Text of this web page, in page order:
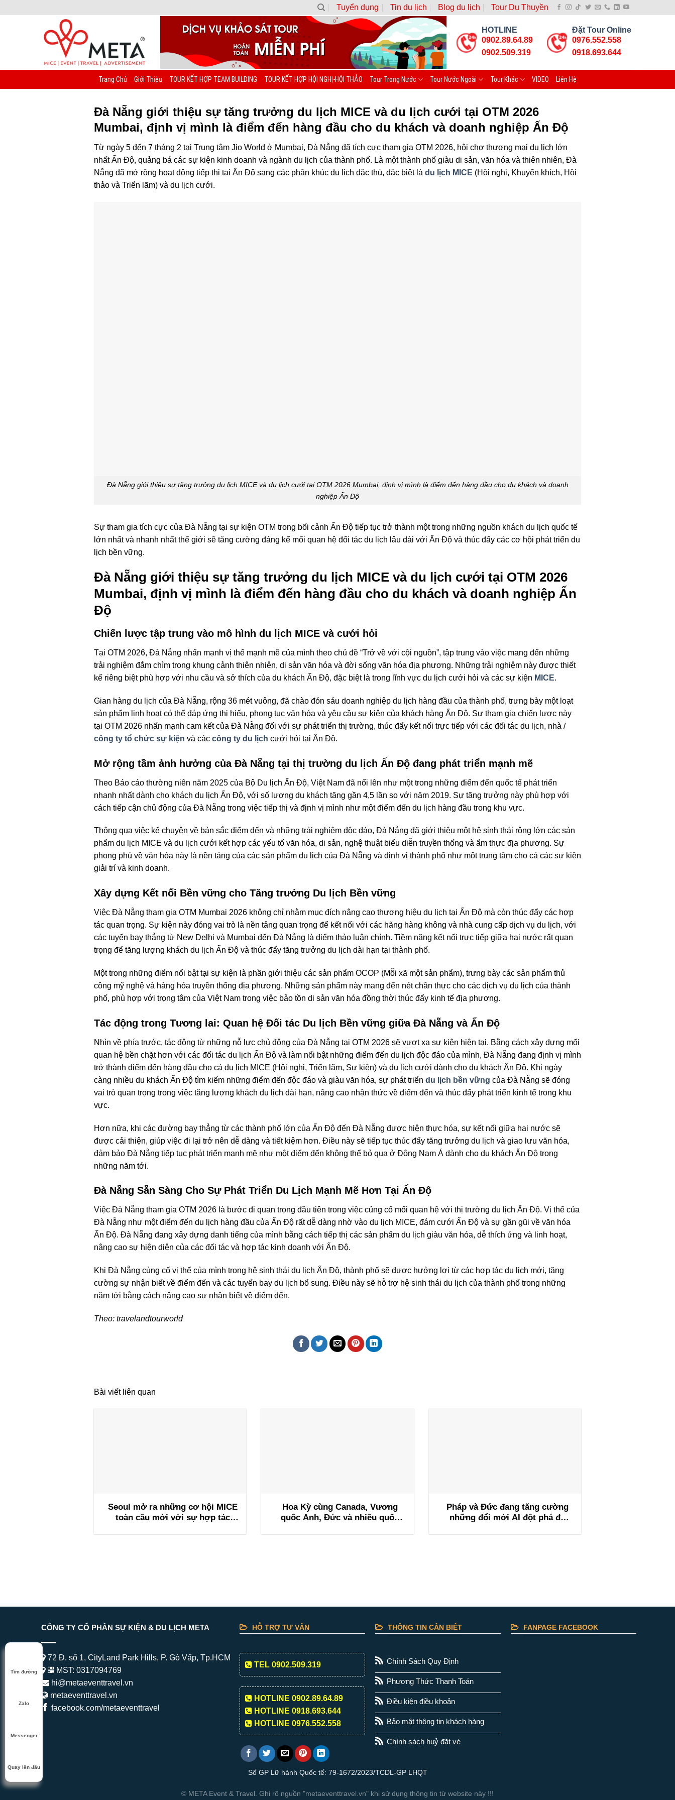
Tuyển dụng Tin du lịch Blog du lịch Tour Du Thuyền
HOTLINE
0902.89.64.89
0902.509.319
Đặt Tour Online
0976.552.558
0918.693.644
Trang Chủ Giới Thiệu TOUR KẾT HỢP TEAM BUILDING TOUR KẾT HỢP HỘI NGHỊ-HỘI THẢO Tour Trong Nước Tour Nước Ngoài Tour Khác VIDEO Liên Hệ
Đà Nẵng giới thiệu sự tăng trưởng du lịch MICE và du lịch cưới tại OTM 2026
Mumbai, định vị mình là điểm đến hàng đầu cho du khách và doanh nghiệp Ấn Độ
Từ ngày 5 đến 7 tháng 2 tại Trung tâm Jio World ở Mumbai, Đà Nẵng đã tích cực tham gia OTM 2026, hội chợ thương mại du lịch lớn
nhất Ấn Độ, quảng bá các sự kiện kinh doanh và ngành du lịch của thành phố. Là một thành phố giàu di sản, văn hóa và thiên nhiên, Đà
Nẵng đã mở rộng hoạt động tiếp thị tại Ấn Độ sang các phân khúc du lịch đặc thù, đặc biệt là du lịch MICE (Hội nghị, Khuyến khích, Hội
thảo và Triển lãm) và du lịch cưới.
Đà Nẵng giới thiệu sự tăng trưởng du lịch MICE và du lịch cưới tại OTM 2026 Mumbai, định vị mình là điểm đến hàng đầu cho du khách và doanh
nghiệp Ấn Độ
Sự tham gia tích cực của Đà Nẵng tại sự kiện OTM trong bối cảnh Ấn Độ tiếp tục trở thành một trong những nguồn khách du lịch quốc tế
lớn nhất và nhanh nhất thế giới sẽ tăng cường đáng kể mối quan hệ đối tác du lịch lâu dài với Ấn Độ và thúc đẩy các cơ hội phát triển du
lịch bền vững.
Đà Nẵng giới thiệu sự tăng trưởng du lịch MICE và du lịch cưới tại OTM 2026
Mumbai, định vị mình là điểm đến hàng đầu cho du khách và doanh nghiệp Ấn
Độ
Chiến lược tập trung vào mô hình du lịch MICE và cưới hỏi
Tại OTM 2026, Đà Nẵng nhấn mạnh vị thế mạnh mẽ của mình theo chủ đề “Trở về với cội nguồn”, tập trung vào việc mang đến những
trải nghiệm đắm chìm trong khung cảnh thiên nhiên, di sản văn hóa và đời sống văn hóa địa phương. Những trải nghiệm này được thiết
kế riêng biệt phù hợp với nhu cầu và sở thích của du khách Ấn Độ, đặc biệt là trong lĩnh vực du lịch cưới hỏi và các sự kiện MICE.
Gian hàng du lịch của Đà Nẵng, rộng 36 mét vuông, đã chào đón sáu doanh nghiệp du lịch hàng đầu của thành phố, trưng bày một loạt
sản phẩm linh hoạt có thể đáp ứng thị hiếu, phong tục văn hóa và yêu cầu sự kiện của khách hàng Ấn Độ. Sự tham gia chiến lược này
tại OTM 2026 nhấn mạnh cam kết của Đà Nẵng đối với sự phát triển thị trường, thúc đẩy kết nối trực tiếp với các đối tác du lịch, nhà /
công ty tổ chức sự kiện và các công ty du lịch cưới hỏi tại Ấn Độ.
Mở rộng tầm ảnh hưởng của Đà Nẵng tại thị trường du lịch Ấn Độ đang phát triển mạnh mẽ
Theo Báo cáo thường niên năm 2025 của Bộ Du lịch Ấn Độ, Việt Nam đã nổi lên như một trong những điểm đến quốc tế phát triển
nhanh nhất dành cho khách du lịch Ấn Độ, với số lượng du khách tăng gần 4,5 lần so với năm 2019. Sự tăng trưởng này phù hợp với
cách tiếp cận chủ động của Đà Nẵng trong việc tiếp thị và định vị mình như một điểm đến du lịch hàng đầu trong khu vực.
Thông qua việc kể chuyện về bản sắc điểm đến và những trải nghiệm độc đáo, Đà Nẵng đã giới thiệu một hệ sinh thái rộng lớn các sản
phẩm du lịch MICE và du lịch cưới kết hợp các yếu tố văn hóa, di sản, nghệ thuật biểu diễn truyền thống và ẩm thực địa phương. Sự
phong phú về văn hóa này là nền tảng của các sản phẩm du lịch của Đà Nẵng và định vị thành phố như một trung tâm cho cả các sự kiện
giải trí và kinh doanh.
Xây dựng Kết nối Bền vững cho Tăng trưởng Du lịch Bền vững
Việc Đà Nẵng tham gia OTM Mumbai 2026 không chỉ nhằm mục đích nâng cao thương hiệu du lịch tại Ấn Độ mà còn thúc đẩy các hợp
tác quan trọng. Sự kiện này đóng vai trò là nền tảng quan trọng để kết nối với các hãng hàng không và nhà cung cấp dịch vụ du lịch, với
các tuyến bay thẳng từ New Delhi và Mumbai đến Đà Nẵng là điểm thảo luận chính. Tiềm năng kết nối trực tiếp giữa hai nước rất quan
trọng để tăng lượng khách du lịch Ấn Độ và thúc đẩy tăng trưởng du lịch dài hạn tại thành phố.
Một trong những điểm nổi bật tại sự kiện là phần giới thiệu các sản phẩm OCOP (Mỗi xã một sản phẩm), trưng bày các sản phẩm thủ
công mỹ nghệ và hàng hóa truyền thống địa phương. Những sản phẩm này mang đến nét chân thực cho các dịch vụ du lịch của thành
phố, phù hợp với trọng tâm của Việt Nam trong việc bảo tồn di sản văn hóa đồng thời thúc đẩy kinh tế địa phương.
Tác động trong Tương lai: Quan hệ Đối tác Du lịch Bền vững giữa Đà Nẵng và Ấn Độ
Nhìn về phía trước, tác động từ những nỗ lực chủ động của Đà Nẵng tại OTM 2026 sẽ vượt xa sự kiện hiện tại. Bằng cách xây dựng mối
quan hệ bền chặt hơn với các đối tác du lịch Ấn Độ và làm nổi bật những điểm đến du lịch độc đáo của mình, Đà Nẵng đang định vị mình
trở thành điểm đến hàng đầu cho cả du lịch MICE (Hội nghị, Triển lãm, Sự kiện) và du lịch cưới dành cho du khách Ấn Độ. Khi ngày
càng nhiều du khách Ấn Độ tìm kiếm những điểm đến độc đáo và giàu văn hóa, sự phát triển du lịch bền vững của Đà Nẵng sẽ đóng
vai trò quan trọng trong việc tăng lượng khách du lịch dài hạn, nâng cao nhận thức về điểm đến và thúc đẩy phát triển kinh tế trong khu
vực.
Hơn nữa, khi các đường bay thẳng từ các thành phố lớn của Ấn Độ đến Đà Nẵng được hiện thực hóa, sự kết nối giữa hai nước sẽ
được cải thiện, giúp việc đi lại trở nên dễ dàng và tiết kiệm hơn. Điều này sẽ tiếp tục thúc đẩy tăng trưởng du lịch và giao lưu văn hóa,
đảm bảo Đà Nẵng tiếp tục phát triển mạnh mẽ như một điểm đến không thể bỏ qua ở Đông Nam Á dành cho du khách Ấn Độ trong
những năm tới.
Đà Nẵng Sẵn Sàng Cho Sự Phát Triển Du Lịch Mạnh Mẽ Hơn Tại Ấn Độ
Việc Đà Nẵng tham gia OTM 2026 là bước đi quan trọng đầu tiên trong việc củng cố mối quan hệ với thị trường du lịch Ấn Độ. Vị thế của
Đà Nẵng như một điểm đến du lịch hàng đầu của Ấn Độ rất dễ dàng nhờ vào du lịch MICE, đám cưới Ấn Độ và sự gần gũi về văn hóa
Ấn Độ. Đà Nẵng đang xây dựng danh tiếng của mình bằng cách tiếp thị các sản phẩm du lịch giàu văn hóa, dễ thích ứng và linh hoạt,
nâng cao sự hiện diện của các đối tác và hợp tác kinh doanh với Ấn Độ.
Khi Đà Nẵng củng cố vị thế của mình trong hệ sinh thái du lịch Ấn Độ, thành phố sẽ được hưởng lợi từ các hợp tác du lịch mới, tăng
cường sự nhận biết về điểm đến và các tuyến bay du lịch bổ sung. Điều này sẽ hỗ trợ hệ sinh thái du lịch của thành phố trong những
năm tới bằng cách nâng cao sự nhận biết về điểm đến.
Theo: travelandtourworld
Bài viết liên quan
Seoul mở ra những cơ hội MICE
toàn cầu mới với sự hợp tác
Hoa Kỳ cùng Canada, Vương
quốc Anh, Đức và nhiều quốc
Pháp và Đức đang tăng cường
những đổi mới AI đột phá để
CÔNG TY CỔ PHẦN SỰ KIỆN & DU LỊCH META
72 Đ. số 1, CityLand Park Hills, P. Gò Vấp, Tp.HCM
MST: 0317094769
hi@metaeventtravel.vn
metaeventtravel.vn
facebook.com/metaeventtravel
HỖ TRỢ TƯ VẤN
TEL 0902.509.319
HOTLINE 0902.89.64.89
HOTLINE 0918.693.644
HOTLINE 0976.552.558
THÔNG TIN CẦN BIẾT
Chính Sách Quy Định
Phương Thức Thanh Toán
Điều kiện điều khoản
Bảo mật thông tin khách hàng
Chính sách huỷ đặt vé
FANPAGE FACEBOOK
Số GP Lữ hành Quốc tế: 79-1672/2023/TCDL-GP LHQT
© META Event & Travel. Ghi rõ nguồn "metaeventtravel.vn" khi sử dụng thông tin từ website này !!!
Tìm đường
Zalo
Messenger
Quay lên đầu